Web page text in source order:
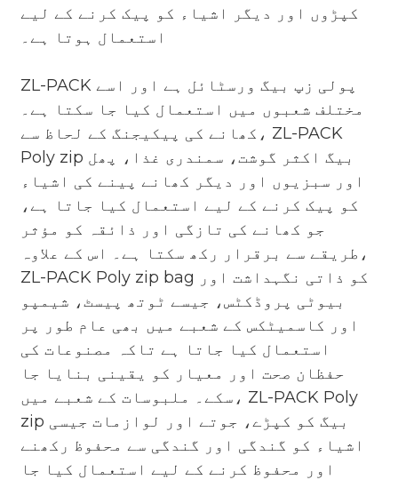
کپڑوں اور دیگر اشیاء کو پیک کرنے کے لیے
استعمال ہوتا ہے۔
ZL-PACK پولی زپ بیگ ورسٹائل ہے اور اسے
مختلف شعبوں میں استعمال کیا جا سکتا ہے۔
کھانے کی پیکیجنگ کے لحاظ سے، ZL-PACK
Poly zip بیگ اکثر گوشت، سمندری غذا، پھل
اور سبزیوں اور دیگر کھانے پینے کی اشیاء
کو پیک کرنے کے لیے استعمال کیا جاتا ہے،
جو کھانے کی تازگی اور ذائقہ کو مؤثر
طریقے سے برقرار رکھ سکتا ہے۔ اس کے علاوہ،
ZL-PACK Poly zip bag کو ذاتی نگہداشت اور
بیوٹی پروڈکٹس، جیسے ٹوتھ پیسٹ، شیمپو
اور کاسمیٹکس کے شعبے میں بھی عام طور پر
استعمال کیا جاتا ہے تاکہ مصنوعات کی
حفظان صحت اور معیار کو یقینی بنایا جا
سکے۔ ملبوسات کے شعبے میں، ZL-PACK Poly
zip بیگ کو کپڑے، جوتے اور لوازمات جیسی
اشیاء کو گندگی اور گندگی سے محفوظ رکھنے
اور محفوظ کرنے کے لیے استعمال کیا جا